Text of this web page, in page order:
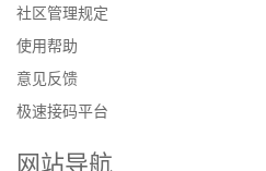
社区管理规定
使用帮助
意见反馈
极速接码平台
网站导航